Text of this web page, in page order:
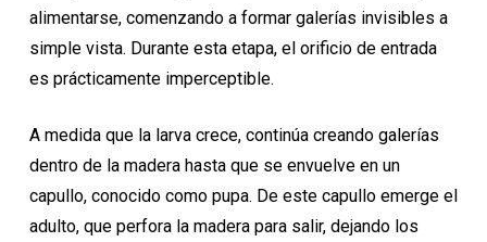
alimentarse, comenzando a formar galerías invisibles a
simple vista. Durante esta etapa, el orificio de entrada
es prácticamente imperceptible.
A medida que la larva crece, continúa creando galerías
dentro de la madera hasta que se envuelve en un
capullo, conocido como pupa. De este capullo emerge el
adulto, que perfora la madera para salir, dejando los